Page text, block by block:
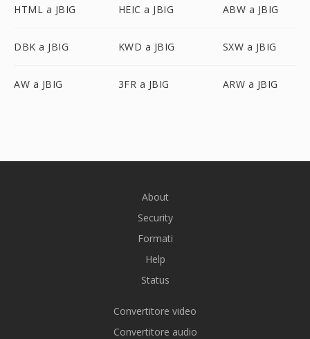
HTML a JBIG HEIC a JBIG ABW a JBIG
DBK a JBIG KWD a JBIG SXW a JBIG
AW a JBIG 3FR a JBIG ARW a JBIG
About
Security
Formati
Help
Status
Convertitore video
Convertitore audio